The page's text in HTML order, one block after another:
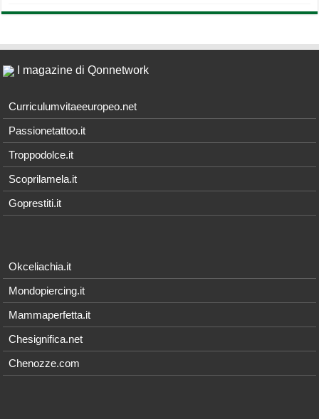
I magazine di Qonnetwork
Curriculumvitaeeuropeo.net
Passionetattoo.it
Troppodolce.it
Scoprilamela.it
Goprestiti.it
Okceliachia.it
Mondopiercing.it
Mammaperfetta.it
Chesignifica.net
Chenozze.com